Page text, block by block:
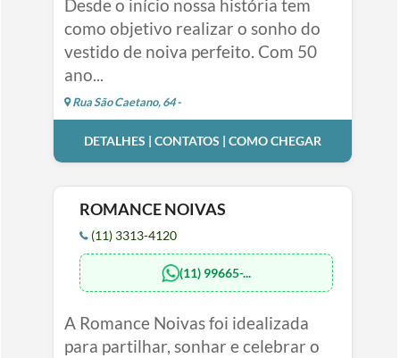
Desde o início nossa história tem
como objetivo realizar o sonho do
vestido de noiva perfeito. Com 50
ano...
Rua São Caetano, 64 -
DETALHES | CONTATOS | COMO CHEGAR
ROMANCE NOIVAS
(11) 3313-4120
(11) 99665-...
A Romance Noivas foi idealizada
para partilhar, sonhar e celebrar o